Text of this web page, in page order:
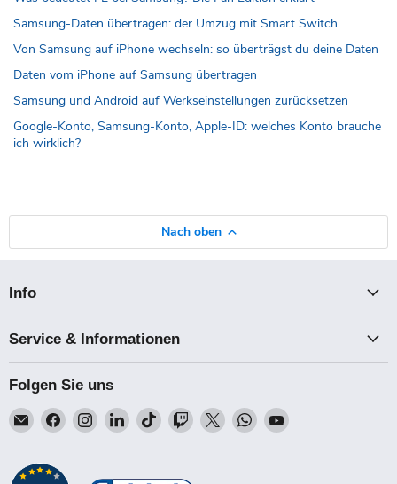
Samsung-Daten übertragen: der Umzug mit Smart Switch
Von Samsung auf iPhone wechseln: so überträgst du deine Daten
Daten vom iPhone auf Samsung übertragen
Samsung und Android auf Werkseinstellungen zurücksetzen
Google-Konto, Samsung-Konto, Apple-ID: welches Konto brauche
ich wirklich?
Nach oben
Info
Service & Informationen
Folgen Sie uns
Email
Talk-
Finden
Sie
auf
Finden
Sie
Finden
Sie
Finden
Sie
Finden
Sie
Finden
Sie
Finden
Sie
Finden